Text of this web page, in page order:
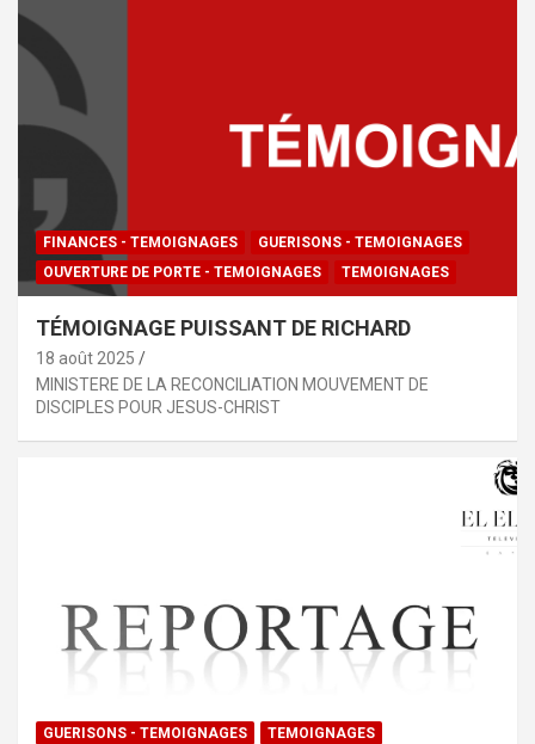
FINANCES - TEMOIGNAGES
GUERISONS - TEMOIGNAGES
OUVERTURE DE PORTE - TEMOIGNAGES
TEMOIGNAGES
TÉMOIGNAGE PUISSANT DE RICHARD
18 août 2025
MINISTERE DE LA RECONCILIATION MOUVEMENT DE
DISCIPLES POUR JESUS-CHRIST
GUERISONS - TEMOIGNAGES TEMOIGNAGES